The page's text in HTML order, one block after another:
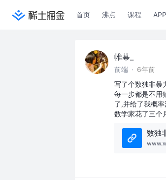
首页 沸点 课程 APP
帷幕_
前端 · 6年前
写了个数独非暴
每一步都是不用
了,并给了我概
数学家花了三个
数独